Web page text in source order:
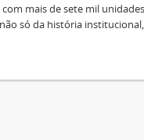
mais de sete mil
só da história